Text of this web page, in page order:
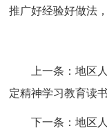
推广好经验好做法
上一条：地区
定精神学习教育读
下一条：地区